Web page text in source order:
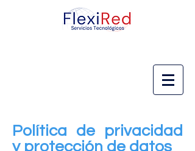
Política de privacidad
y protección de datos